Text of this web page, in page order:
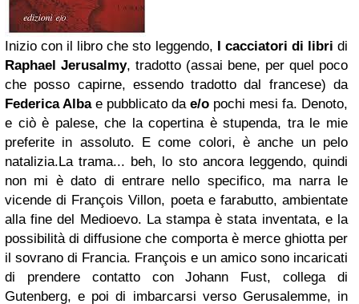
Inizio con il libro che sto leggendo, I cacciatori di libri di
Raphael Jerusalmy, tradotto (assai bene, per quel poco
che posso capirne, essendo tradotto dal francese) da
Federica Alba e pubblicato da e/o pochi mesi fa. Denoto,
e ciò è palese, che la copertina è stupenda, tra le mie
preferite in assoluto. E come colori, è anche un pelo
natalizia. La trama... beh, lo sto ancora leggendo, quindi
non mi è dato di entrare nello specifico, ma narra le
vicende di François Villon, poeta e farabutto, ambientate
alla fine del Medioevo. La stampa è stata inventata, e la
possibilità di diffusione che comporta è merce ghiotta per
il sovrano di Francia. François e un amico sono incaricati
di prendere contatto con Johann Fust, collega di
Gutenberg, e poi di imbarcarsi verso Gerusalemme, in